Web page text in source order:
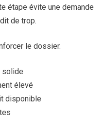
étape évite une demande
de trop.
le dossier.
solide
élevé
disponible